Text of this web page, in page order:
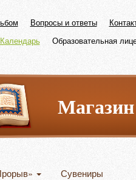
Вопросы и ответы
Календарь Образовательная
Магазин
Сувениры